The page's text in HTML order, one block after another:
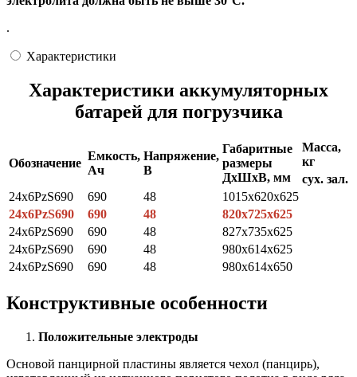
.
Характеристики
Характеристики аккумуляторных
батарей для погрузчика
Обозначение
Емкость,
Ач
Напряжение,
В
Габаритные
размеры
ДхШхВ, мм
Масса,
кг
сух. зал.
24x6PzS690
690 48
1015x620x625
24х6PzS690
690 48
820х725х625
24x6PzS690
690 48
827x735x625
24x6PzS690
690 48
980x614x625
24x6PzS690
690 48 980x614x650
Конструктивные особенности
Положительные электроды
Основой панцирной пластины является чехол (панцирь),